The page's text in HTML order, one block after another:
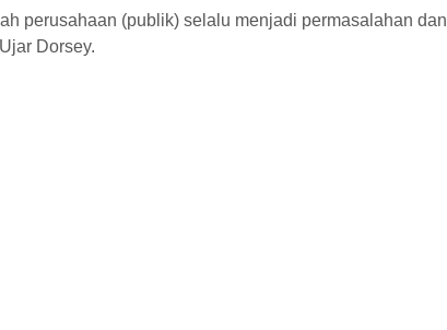
perusahaan (publik) selalu menjadi permasalahan dan
Dorsey.